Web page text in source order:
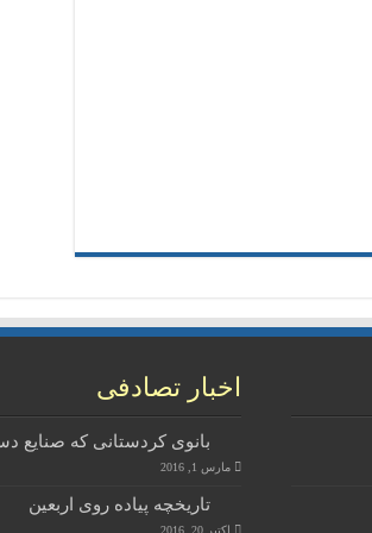
اخبار تصادفی
بانوی کردستانی که صنایع
مارس 1, 2016
تاریخچه پیاده روی اربعین
اکتبر 20, 2016